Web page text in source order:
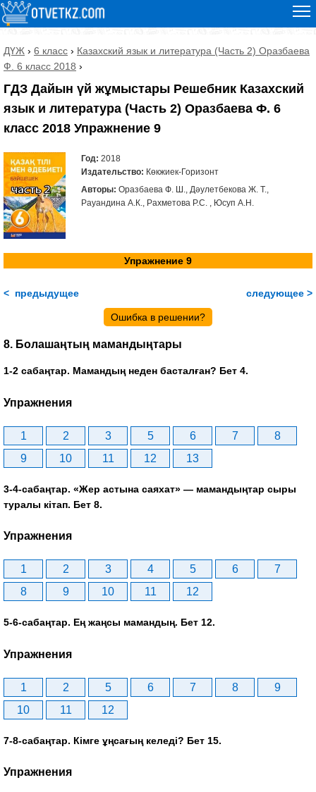
ДҮЖ › 6 класс › Казахский язык и литература (Часть 2) Оразбаева
Ф. 6 класс 2018 ›
ГДЗ Дайын үй жұмыстары Решебник Казахский
язык и литература (Часть 2) Оразбаева Ф. 6
класс 2018 Упражнение 9
Год: 2018
Издательство: Көкжиек-Горизонт
Авторы: Оразбаева Ф. Ш., Дәулетбекова Ж. Т.,
Рауандина А.К., Рахметова Р.С. , Юсуп А.Н.
Упражнение 9
< предыдущее следующее >
Ошибка в решении?
8. Болашаңтың мамандыңтары
1-2 сабаңтар. Мамандың неден басталған? Бет 4.
Упражнения
1 2 3 5 6 7
8
9
10 11 12 13
3-4-сабаңтар. «Жер астына саяхат» — мамандыңтар сыры
туралы кітап. Бет 8.
Упражнения
1 2 3 4 5 6
7
8
9 10 11 12
5-6-сабаңтар. Ең жаңсы мамандың. Бет 12.
Упражнения
1 2 5 6 7 8
9
10
11 12
7-8-сабаңтар. Кімге ұңсағың келеді? Бет 15.
Упражнения